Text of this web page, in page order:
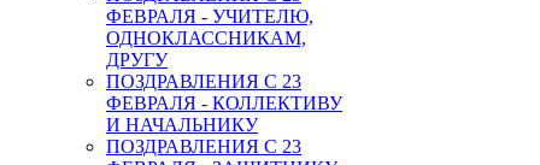
ФЕВРАЛЯ - УЧИТЕЛЮ,
ОДНОКЛАССНИКАМ,
ДРУГУ
ПОЗДРАВЛЕНИЯ С 23
ФЕВРАЛЯ - КОЛЛЕКТИВУ
И НАЧАЛЬНИКУ
ПОЗДРАВЛЕНИЯ С 23